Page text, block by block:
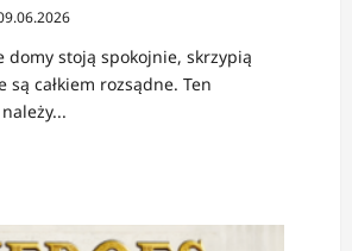
domy stoją spokojnie, skrzypią
są całkiem rozsądne. Ten